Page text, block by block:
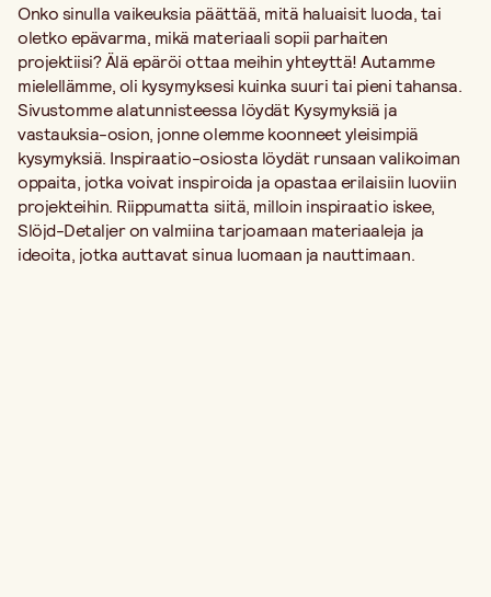
Onko sinulla vaikeuksia päättää, mitä haluaisit luoda, tai
oletko epävarma, mikä materiaali sopii parhaiten
projektiisi? Älä epäröi ottaa meihin yhteyttä! Autamme
mielellämme, oli kysymyksesi kuinka suuri tai pieni tahansa.
Sivustomme alatunnisteessa löydät Kysymyksiä ja
vastauksia-osion, jonne olemme koonneet yleisimpiä
kysymyksiä. Inspiraatio-osiosta löydät runsaan valikoiman
oppaita, jotka voivat inspiroida ja opastaa erilaisiin luoviin
projekteihin. Riippumatta siitä, milloin inspiraatio iskee,
Slöjd-Detaljer on valmiina tarjoamaan materiaaleja ja
ideoita, jotka auttavat sinua luomaan ja nauttimaan.